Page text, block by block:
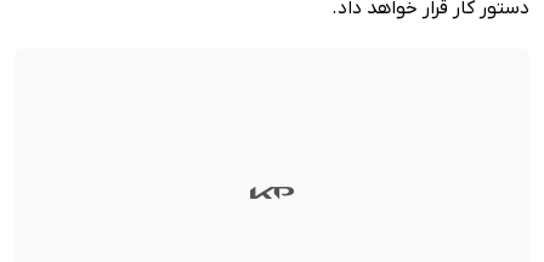
دستور کار قرار خواهد داد.